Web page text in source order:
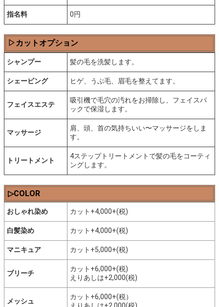
指名料 0円
▷カットオプション
シャンプー 髪の毛を洗髪します。
シェービング ヒゲ、うぶ毛、眉毛を整えてます。
フェイスエステ
吸引機で毛穴の汚れをお掃除し、フェイスパ
ックで保湿します。
マッサージ
肩、頭、首の気持ちいい〜マッサージをしま
す。
トリートメント
4ステップトリートメントで髪の毛をコーティ
ングします。
▷COLOR
おしゃれ染め カット+4,000+(税)
白髪染め カット+4,000+(税)
マニキュア カット+5,000+(税)
ブリーチ
カット+6,000+(税)
えりあしは+2,000(税)
メッシュ
カット+6,000+(税）